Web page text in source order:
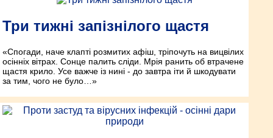
Три тижні запізнілого щастя
«Спогади, наче клапті розмитих афіш, тріпочуть на вицвілих
осінніх вітрах. Сонце палить сліди. Мрія ранить об втрачене
щастя крило. Усе важче із нині - до завтра іти й шкодувати
за тим, чого не було…»